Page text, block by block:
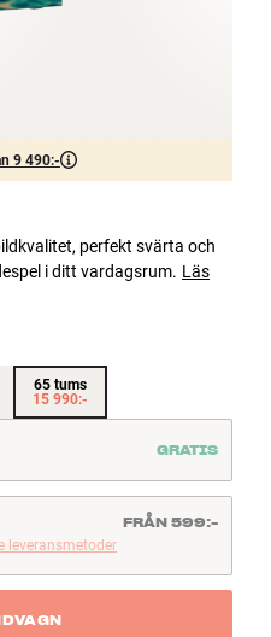
9 490:-
perfekt svärta och
i ditt vardagsrum. Läs
65 tums
15 990:-
GRATIS
leveransmetoder
FRÅN 599:-